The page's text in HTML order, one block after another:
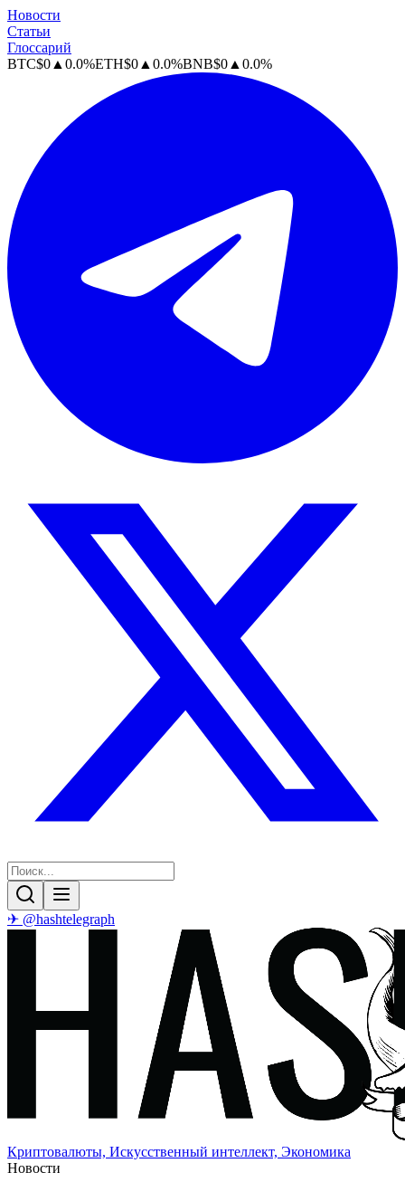
Новости
Статьи
Глоссарий
BTC$0 ▲ 0.0%ETH$0 ▲ 0.0%BNB$0 ▲ 0.0%
✈ @hashtelegraph
Криптовалюты, Искусственный интеллект, Экономика
Новости